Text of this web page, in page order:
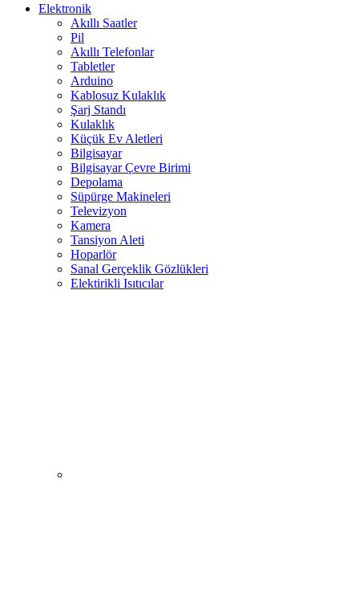
Elektronik
Akıllı Saatler
Pil
Akıllı Telefonlar
Tabletler
Arduino
Kablosuz Kulaklık
Şarj Standı
Kulaklık
Küçük Ev Aletleri
Bilgisayar
Bilgisayar Çevre Birimi
Depolama
Süpürge Makineleri
Televizyon
Kamera
Tansiyon Aleti
Hoparlör
Sanal Gerçeklik Gözlükleri
Elektirikli Isıtıcılar